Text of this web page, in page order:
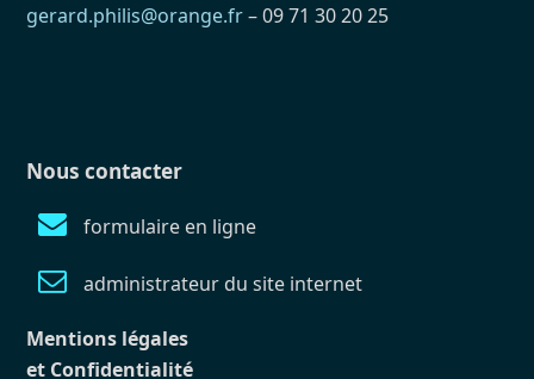
gerard.philis@orange.fr– 09 71 30 20 25
Nous contacter
formulaire en ligne
administrateur du site internet
Mentions légales
et Confidentialité